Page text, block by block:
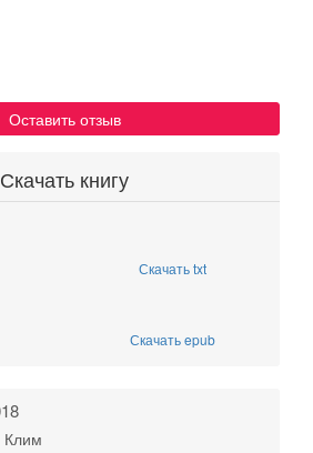
Оставить отзыв
Скачать книгу
Скачать txt
Скачать epub
Клим